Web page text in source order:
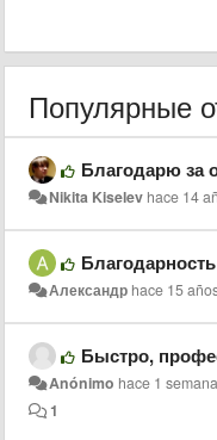
Популярные
Благодарю за
Nikita Kiselev hace 14
Александр hace 15
Быстро, профессионально и
Anónimo hace 1 semana
1